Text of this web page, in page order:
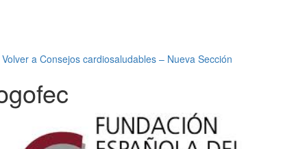
Volver a Consejos cardiosaludables – Nueva Sección